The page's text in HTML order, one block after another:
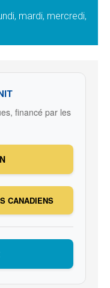
mardi, mercredi,
financé par les
CANADIENS